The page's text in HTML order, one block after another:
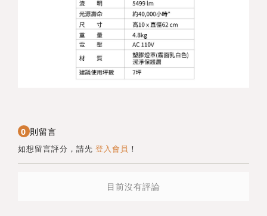
0 則留言
如想留言評分，請先 登入會員 ！
目前沒有評論